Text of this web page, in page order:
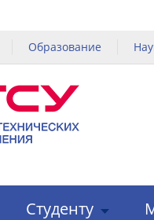
Образование
Студенту